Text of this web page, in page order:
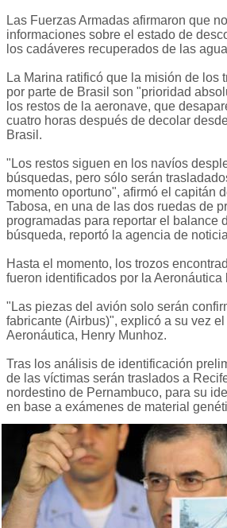
Las Fuerzas Armadas afirmaron que
informaciones sobre el estado de
los cadáveres recuperados de las
La Marina ratificó que la misión de los
por parte de Brasil son "prioridad
los restos de la aeronave, que
cuatro horas después de decolar
Brasil.
"Los restos siguen en los navíos
búsquedas, pero sólo serán
momento oportuno", afirmó el capitán
Tabosa, en una de las dos ruedas de
programadas para reportar el balance
búsqueda, reportó la agencia de
Hasta el momento, los trozos
fueron identificados por la Aeronáutica
"Las piezas del avión solo serán
fabricante (Airbus)", explicó a su vez
Aeronáutica, Henry Munhoz.
Tras los análisis de identificación
de las víctimas serán traslados a
nordestino de Pernambuco, para su
en base a exámenes de material